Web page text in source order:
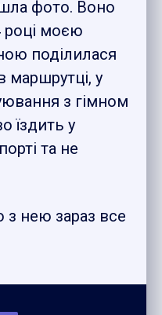
фото. Воно
році моєю
поділилася
маршрутці, у
з гімном
їздить у
та не
нею зараз все